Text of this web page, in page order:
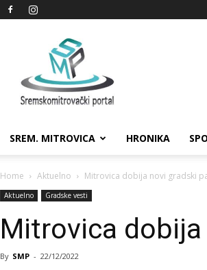
Sremskomitrovački
portal
SREM. MITROVICA HRONIKA
Home Aktuelno Mitrovica dobija novi gradski
Aktuelno Gradske vesti
Mitrovica
By SMP - 22/12/2022